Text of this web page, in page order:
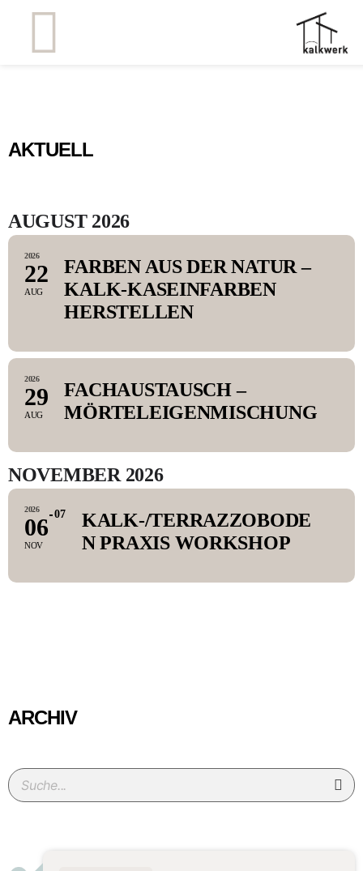
AKTUELL
AUGUST 2026
2026
22
AUG
FARBEN AUS DER NATUR –
KALK-KASEINFARBEN
HERSTELLEN
2026
29
AUG
FACHAUSTAUSCH –
MÖRTELEIGENMISCHUNG
NOVEMBER 2026
2026
06
NOV
07
KALK-/TERRAZZOBODE
N PRAXIS WORKSHOP
ARCHIV